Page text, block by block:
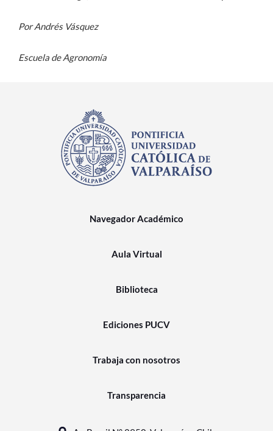
Por Andrés Vásquez
Escuela de Agronomía
Navegador Académico
Aula Virtual
Biblioteca
Ediciones PUCV
Trabaja con nosotros
Transparencia